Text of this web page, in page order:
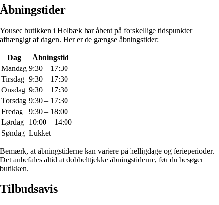
Åbningstider
Yousee butikken i Holbæk har åbent på forskellige tidspunkter
afhængigt af dagen. Her er de gængse åbningstider:
Dag
Åbningstid
Mandag 9:30 – 17:30
Tirsdag 9:30 – 17:30
Onsdag 9:30 – 17:30
Torsdag 9:30 – 17:30
Fredag
9:30 – 18:00
Lørdag
10:00 – 14:00
Søndag Lukket
Bemærk, at åbningstiderne kan variere på helligdage og ferieperioder.
Det anbefales altid at dobbelttjekke åbningstiderne, før du besøger
butikken.
Tilbudsavis